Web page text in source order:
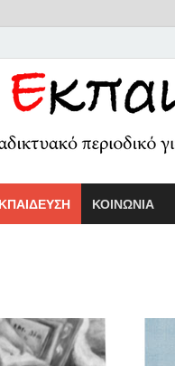
ΚΟΙΝΩΝΙΑ